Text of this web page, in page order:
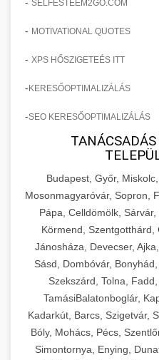
SELFESTEEM2GO.COM
- MOTIVATIONAL QUOTES
- XPS HŐSZIGETEÉS ITT
- KERESŐOPTIMALIZÁLÁS
-SEO KERESŐOPTIMALIZÁLÁS
Budapest, Győr,
Mosonmagyaróvár, Sopron,
Pápa, Celldömölk,
Körmend, Szentgotthárd,
Jánosháza, Devecser,
Sásd, Dombóvár,
Szekszárd, Tolna,
TamásiBalatonboglár,
Kadarkút, Barcs, Szigetvár,
Bóly, Mohács, Pécs,
Simontornya, Enying,